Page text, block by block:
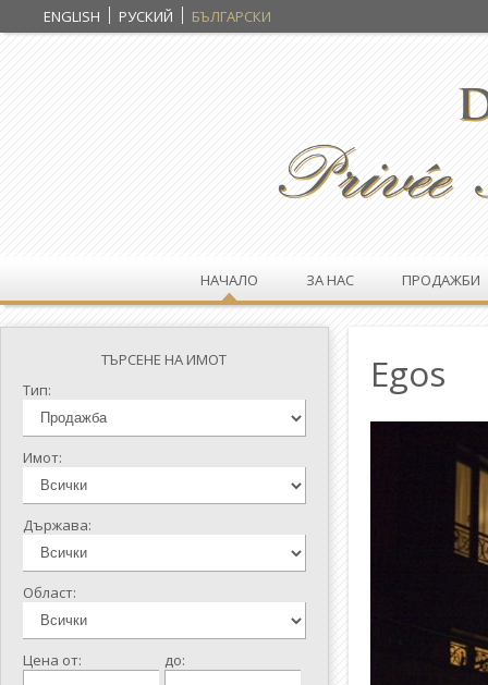
ENGLISH РУСКИЙ БЪЛГАРСКИ
НАЧАЛО ЗА НАС ПРОДАЖБИ
ТЪРСЕНЕ НА ИМОТ
Тип:
Имот:
Държава:
Област:
Цена от: до:
Egos